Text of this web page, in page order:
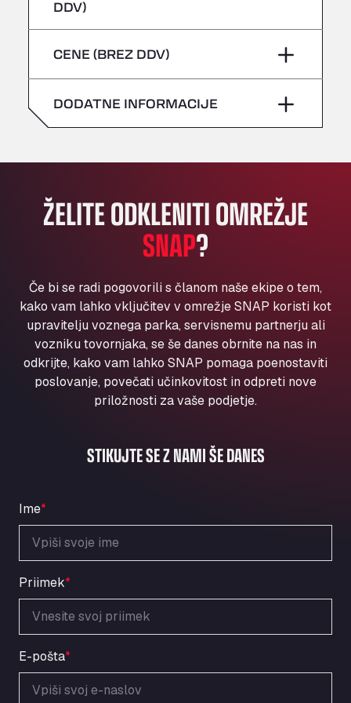
Bühlwiesenweg 15, 72221
Klaverbladstaat 21, 3560
American Truck Wash
Av. des Etats-Unis 90, 6041
Andamur Guarroman
Andamur La Junquera
Andamur Pamplona
A-15 Salida Imarcoain, 31119
Andamur San Roman II
Anglia Motel
Washway Road, PE12 8LT
Anpol Sp. z o.o.
Ul. Torunska 147, 85884
Aqua Ariva GmbH
Marie-Curie-Straße 24, 68219
Aral Autohof Bockel
ARAL Autohof Bockenem
Oppelner Str. 1, 31167
ARAL Autohof Preis
Schellweilerstraße 1, 66871
ARAL Tankstelle - XXL Truckwash.de
GmbH
Obernburger Str. 127, 63811
Ardleigh South Services
a120 westbound, CO77SL
Area 47 Hermanos Rico
Autovia A4 km 47, 28300
sobota –
sobota –
DDV)
CENE (BREZ DDV)
DODATNE INFORMACIJE
ŽELITE ODKLENITI OMREŽJE
SNAP?
Če bi se radi pogovorili s članom naše ekipe o tem,
kako vam lahko vključitev v omrežje SNAP koristi kot
upravitelju voznega parka, servisnemu partnerju ali
vozniku tovornjaka, se še danes obrnite na nas in
odkrijte, kako vam lahko SNAP pomaga poenostaviti
poslovanje, povečati učinkovitost in odpreti nove
priložnosti za vaše podjetje.
STIKUJTE SE Z NAMI ŠE DANES
Ime*
Priimek*
E-pošta*